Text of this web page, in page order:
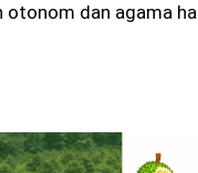
otonom dan agama